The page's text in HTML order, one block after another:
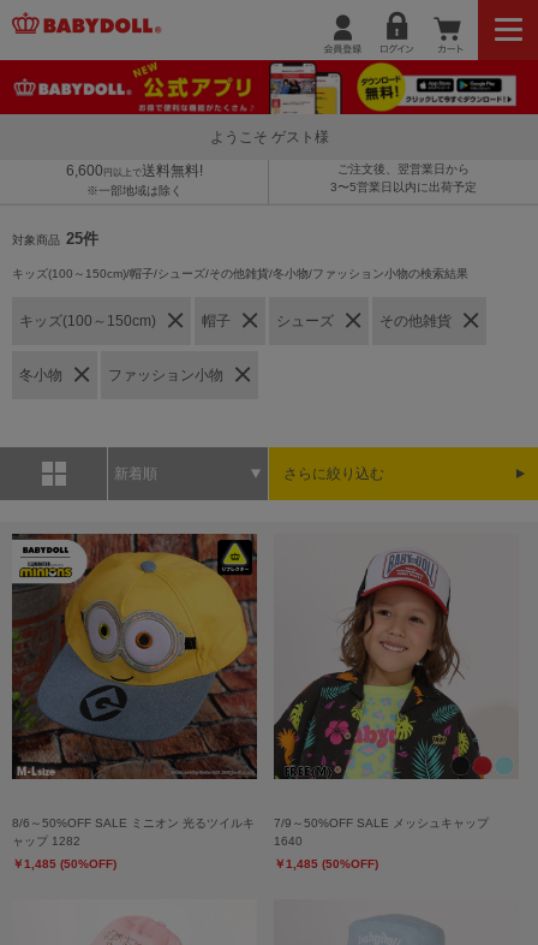
ようこそ ゲスト様
6,600 円以上で送料無料!
※一部地域は除く
ご注文後、翌営業日から
3〜5営業日以内に出荷予定
対象商品 25件
キッズ(100～150cm)/帽子/シューズ/その他雑貨/冬小物/ファッション小物の検索結果
キッズ(100～150cm) 帽子 シューズ その他雑貨
冬小物 ファッション小物
新着順 さらに絞り込む
8/6～50%OFF SALE ミニオン 光るツイルキ
ャップ 1282
￥1,485 (50%OFF)
7/9～50%OFF SALE メッシュキャップ
1640
￥1,485 (50%OFF)